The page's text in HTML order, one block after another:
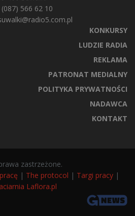
566 62 10
KONKURSY
LUDZIE RADIA
REKLAMA
PATRONAT MEDIALNY
POLITYKA PRYWATNOŚCI
NADAWCA
KONTAKT
zastrzeżone.
| The protocol | Targi pracy |
Laflora.pl